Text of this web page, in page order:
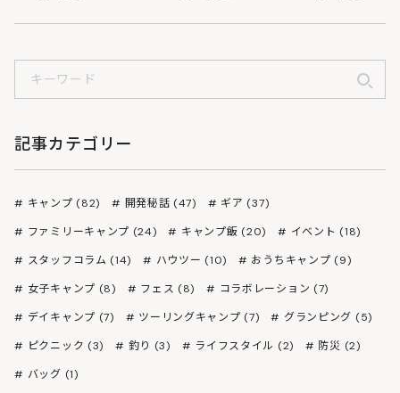
記事カテゴリー
キャンプ (82) 開発秘話 (47)
ギア (37)
ファミリーキャンプ (24)
キャンプ飯 (20)
イベント (18)
スタッフコラム (14)
ハウツー (10)
おうちキャンプ (9)
女子キャンプ (8)
フェス (8)
コラボレーション (7)
デイキャンプ (7)
ツーリングキャンプ (7)
グランピング (5)
ピクニック (3)
釣り (3) ライフスタイル (2)
防災 (2)
バッグ (1)